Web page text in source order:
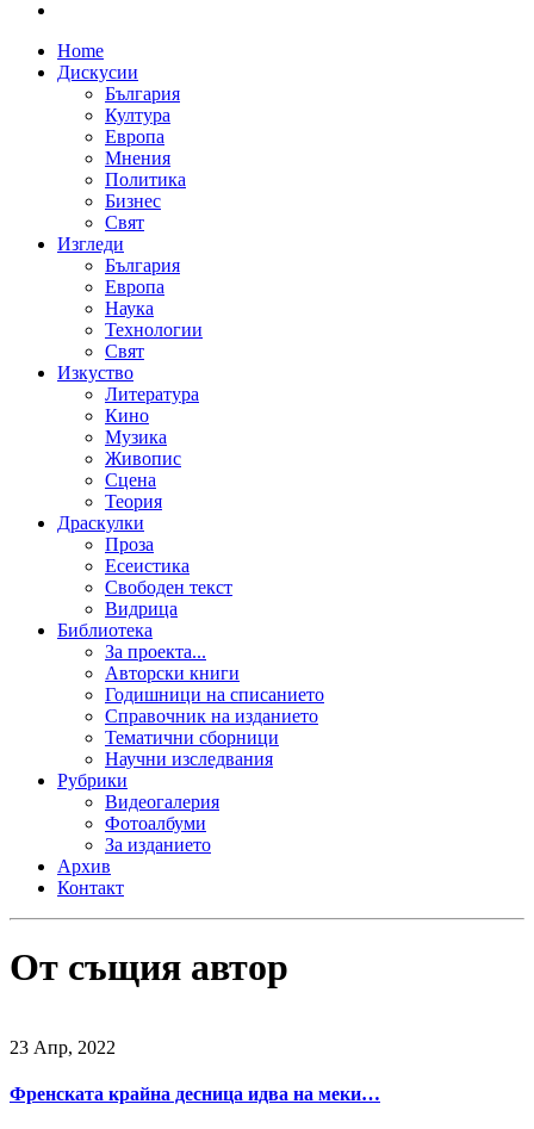
Home
Дискусии
България
Култура
Европа
Мнения
Политика
Бизнес
Свят
Изгледи
България
Европа
Наука
Технологии
Свят
Изкуство
Литература
Кино
Музика
Живопис
Сцена
Теория
Драскулки
Проза
Есеистика
Свободен текст
Видрица
Библиотека
За проекта...
Авторски книги
Годишници на списанието
Справочник на изданието
Тематични сборници
Научни изследвания
Рубрики
Видеогалерия
Фотоалбуми
За изданието
Архив
Контакт
От същия автор
23 Апр, 2022
Френската крайна десница идва на меки…